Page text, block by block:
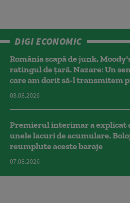
DIGI ECONOMIC
România scapă de junk.
ratingul de țară. Nazare: Un
care am dorit să-l transmitem
08.08.2026
Premierul interimar a explicat
unele lacuri de acumulare.
reumplute aceste baraje
07.08.2026